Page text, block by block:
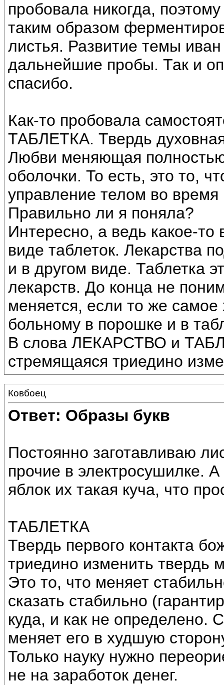
пробовала никогда,
таким образом
листья. Развитие темы
дальнейшие пробы. Так и
спасибо.
Как-то пробовала
ТАБЛЕТКА. Твердь
Любви меняющая
оболочки. То есть, это то,
управление телом во время
Правильно ли я поняла?
Интересно, а ведь какое-
виде таблеток. Лекарства
и в другом виде. Таблетка
лекарств. До конца не
меняется, если то же
больному в порошке и в
В слова ЛЕКАРСТВО и
стремящаяся триедино
Ковбоец
Ответ: Образы букв
Постоянно заготавливаю
прочие в электросушилке.
яблок их такая куча, что
ТАБЛЕТКА
Твердь первого контакта
триедино изменить твердь
Это то, что меняет
сказать стабильно
куда, и как не определено.
меняет его в худшую
Только науку нужно
не на заработок денег.